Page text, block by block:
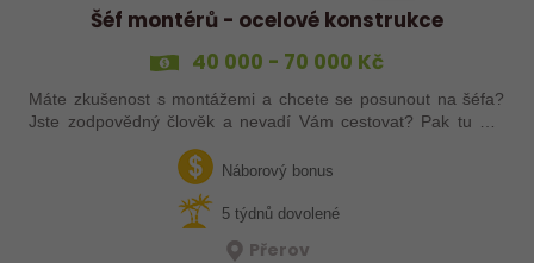
Šéf montérů - ocelové konstrukce
40 000 - 70 000 Kč
Máte zkušenost s montážemi a chcete se posunout na šéfa?
Jste zodpovědný člověk a nevadí Vám cestovat? Pak tu pro
Náborový bonus
5 týdnů dovolené
Přerov